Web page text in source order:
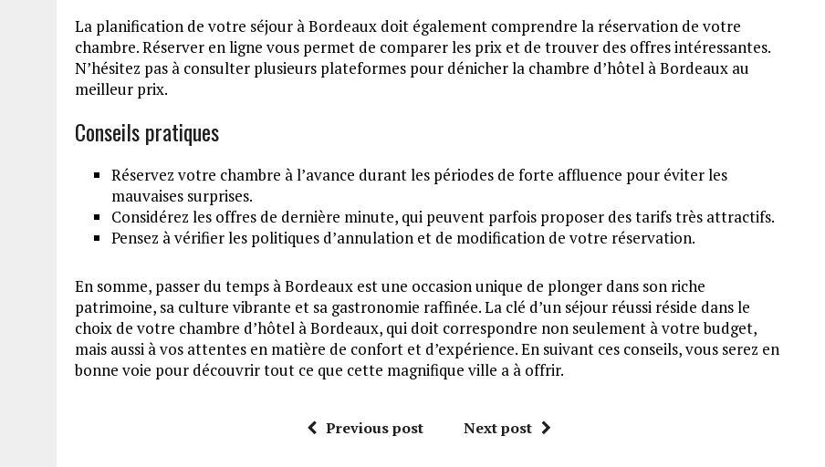
La planification de votre séjour à Bordeaux doit également comprendre la réservation de votre
chambre. Réserver en ligne vous permet de comparer les prix et de trouver des offres intéressantes.
N’hésitez pas à consulter plusieurs plateformes pour dénicher la chambre d’hôtel à Bordeaux au
meilleur prix.
Conseils pratiques
Réservez votre chambre à l’avance durant les périodes de forte affluence pour éviter les
mauvaises surprises.
Considérez les offres de dernière minute, qui peuvent parfois proposer des tarifs très attractifs.
Pensez à vérifier les politiques d’annulation et de modification de votre réservation.
En somme, passer du temps à Bordeaux est une occasion unique de plonger dans son riche
patrimoine, sa culture vibrante et sa gastronomie raffinée. La clé d’un séjour réussi réside dans le
choix de votre chambre d’hôtel à Bordeaux, qui doit correspondre non seulement à votre budget,
mais aussi à vos attentes en matière de confort et d’expérience. En suivant ces conseils, vous serez en
bonne voie pour découvrir tout ce que cette magnifique ville a à offrir.
Previous post Next post